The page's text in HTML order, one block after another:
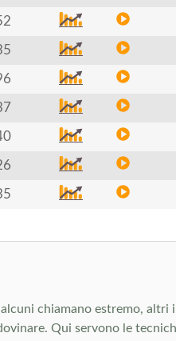
chiamano estremo,
Qui servono le